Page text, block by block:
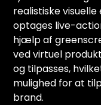
realistiske
optages live-
hjælp af
ved virtuel
og tilpasses,
mulighed for at
brand.